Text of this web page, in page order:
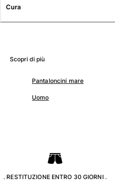
Vedi tutti i Abbigliamento
Vedi tutti i Yachting collection
Bambino
Vedi tutti i Bambino
Neonato
Classico
Classico stretch
Cura
Scopri di più
Pantaloncini mare
Uomo
. RESTITUZIONE ENTRO 30 GIORNI .